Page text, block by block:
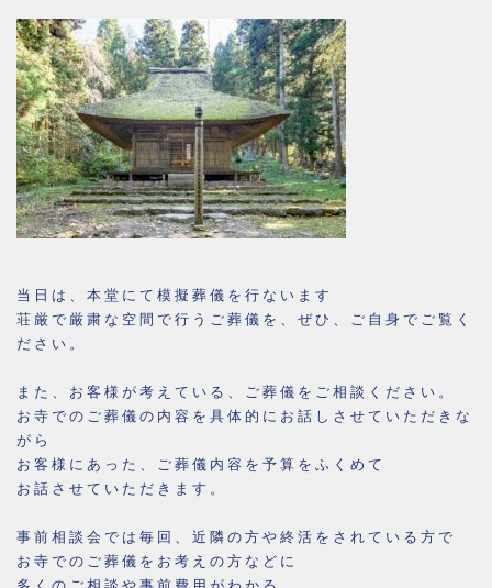
当日は、本堂にて模擬葬儀を行ないます
荘厳で厳粛な空間で行うご葬儀を、ぜひ、ご自身でご覧く
ださい。
また、お客様が考えている、ご葬儀をご相談ください。
お寺でのご葬儀の内容を具体的にお話しさせていただきな
がら
お客様にあった、ご葬儀内容を予算をふくめて
お話させていただきます。
事前相談会では毎回、近隣の方や終活をされている方で
お寺でのご葬儀をお考えの方などに